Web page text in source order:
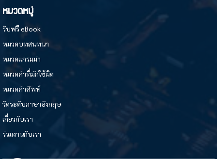
หมวดหมู่
รับฟรี eBook
หมวดบทสนทนา
หมวดแกรมม่า
หมวดคำที่มักใช้ผิด
หมวดคำศัพท์
วัดระดับภาษาอังกฤษ
เกี่ยวกับเรา
ร่วมงานกับเรา